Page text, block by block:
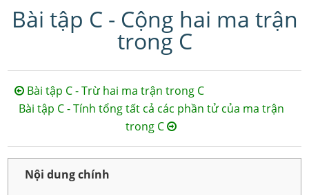
Bài tập C - Cộng hai ma trận
trong C
Bài tập C - Trừ hai ma trận trong C
Bài tập C - Tính tổng tất cả các phần tử của ma trận
trong C
Nội dung chính